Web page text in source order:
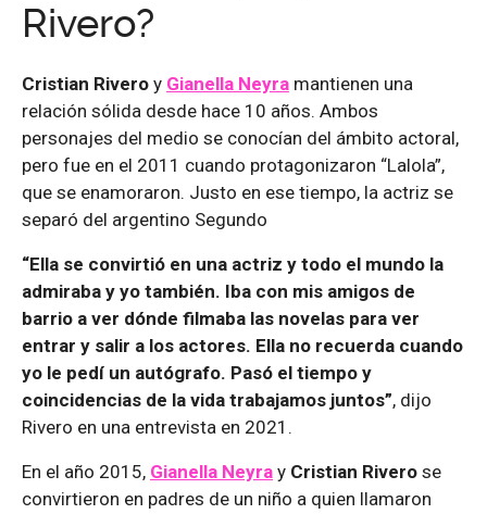
Rivero?
Cristian Rivero y Gianella Neyra mantienen una
relación sólida desde hace 10 años. Ambos
personajes del medio se conocían del ámbito actoral,
pero fue en el 2011 cuando protagonizaron “Lalola”,
que se enamoraron. Justo en ese tiempo, la actriz se
separó del argentino Segundo
“Ella se convirtió en una actriz y todo el mundo la
admiraba y yo también. Iba con mis amigos de
barrio a ver dónde filmaba las novelas para ver
entrar y salir a los actores. Ella no recuerda cuando
yo le pedí un autógrafo. Pasó el tiempo y
coincidencias de la vida trabajamos juntos”, dijo
Rivero en una entrevista en 2021.
En el año 2015, Gianella Neyra y Cristian Rivero se
convirtieron en padres de un niño a quien llamaron